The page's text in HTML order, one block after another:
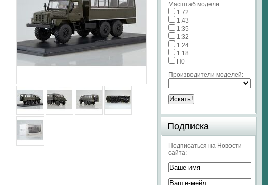
Масштаб модели:
1:72
1:43
1:35
1:32
1:24
1:18
H0
Производители моделей:
Подписка
Подписаться на Новости
сайта: